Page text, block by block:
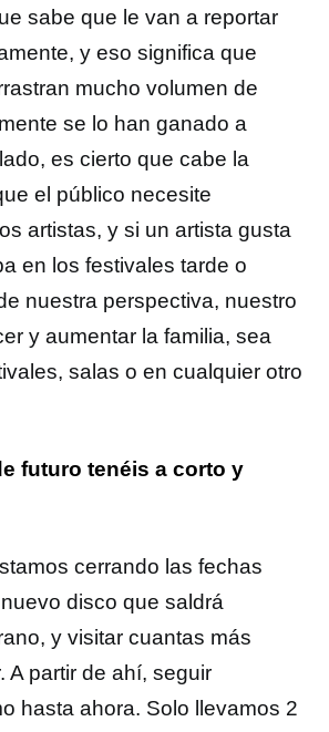
sabe que le van a reportar
y eso significa que
mucho volumen de
se lo han ganado a
es cierto que cabe la
el público necesite
artistas, y si un artista gusta
en los festivales tarde o
nuestra perspectiva, nuestro
y aumentar la familia, sea
salas o en cualquier otro
futuro tenéis a corto y
cerrando las fechas
disco que saldrá
y visitar cuantas más
A partir de ahí, seguir
hasta ahora. Solo llevamos 2